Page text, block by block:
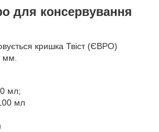
для консервування
кришка Твіст (ЄВРО)
мм.
мл;
мл